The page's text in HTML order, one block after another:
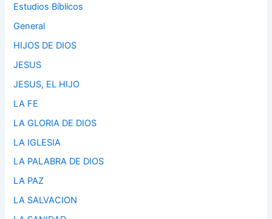
Estudios Bíblicos
General
HIJOS DE DIOS
JESUS
JESUS, EL HIJO
LA FE
LA GLORIA DE DIOS
LA IGLESIA
LA PALABRA DE DIOS
LA PAZ
LA SALVACION